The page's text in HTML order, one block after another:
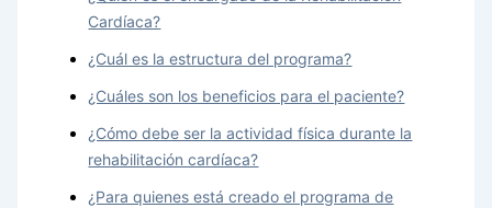
Cardíaca?
¿Cuál es la estructura del programa?
¿Cuáles son los beneficios para el paciente?
¿Cómo debe ser la actividad física durante la
rehabilitación cardíaca?
¿Para quienes está creado el programa de